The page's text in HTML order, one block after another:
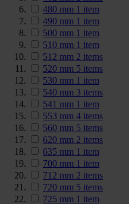
480 mm 1 item
490 mm 1 item
500 mm 1 item
510 mm 1 item
512 mm 2 items
520 mm 5 items
530 mm 1 item
540 mm 3 items
541 mm 1 item
553 mm 4 items
560 mm 5 items
620 mm 2 items
635 mm 1 item
700 mm 1 item
712 mm 2 items
720 mm 5 items
725 mm 1 item